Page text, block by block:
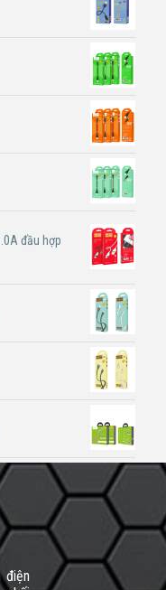
đầu hợp
điện